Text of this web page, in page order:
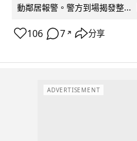
動鄰居報警。警方到場揭發整...
106 7 ↗ 分享
ADVERTISEMENT